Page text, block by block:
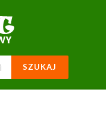
SZUKAJ